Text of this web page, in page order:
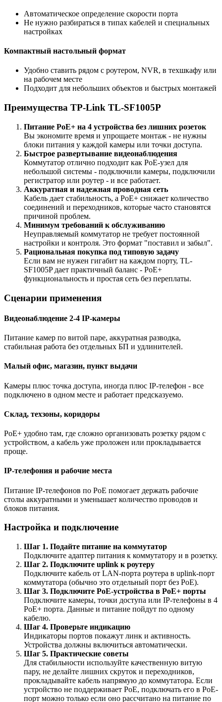
Автоматическое определение скорости порта
Не нужно разбираться в типах кабелей и специальных
настройках
Компактный настольный формат
Удобно ставить рядом с роутером, NVR, в техшкафу или
на рабочем месте
Подходит для небольших объектов и быстрых монтажей
Преимущества TP-Link TL-SF1005P
Питание PoE+ на 4 устройства без лишних розеток
Вы экономите время и упрощаете монтаж - не нужны
блоки питания у каждой камеры или точки доступа.
Быстрое развертывание видеонаблюдения
Коммутатор отлично подходит как PoE-узел для
небольшой системы - подключили камеры, подключили
регистратор или роутер - и все работает.
Аккуратная и надежная проводная сеть
Кабель дает стабильность, а PoE+ снижает количество
соединений и переходников, которые часто становятся
причиной проблем.
Минимум требований к обслуживанию
Неуправляемый коммутатор не требует постоянной
настройки и контроля. Это формат "поставил и забыл".
Рациональная покупка под типовую задачу
Если вам не нужен гигабит на каждом порту, TL-
SF1005P дает практичный баланс - PoE+
функциональность и простая сеть без переплаты.
Сценарии применения
Видеонаблюдение 2-4 IP-камеры
Питание камер по витой паре, аккуратная разводка,
стабильная работа без отдельных БП и удлинителей.
Малый офис, магазин, пункт выдачи
Камеры плюс точка доступа, иногда плюс IP-телефон - все
подключено в одном месте и работает предсказуемо.
Склад, техзоны, коридоры
PoE+ удобно там, где сложно организовать розетку рядом с
устройством, а кабель уже проложен или прокладывается
проще.
IP-телефония и рабочие места
Питание IP-телефонов по PoE помогает держать рабочие
столы аккуратными и уменьшает количество проводов и
блоков питания.
Настройка и подключение
Шаг 1. Подайте питание на коммутатор
Подключите адаптер питания к коммутатору и в розетку.
Шаг 2. Подключите uplink к роутеру
Подключите кабель от LAN-порта роутера в uplink-порт
коммутатора (обычно это отдельный порт без PoE).
Шаг 3. Подключите PoE-устройства в PoE+ порты
Подключите камеры, точки доступа или IP-телефоны в 4
PoE+ порта. Данные и питание пойдут по одному
кабелю.
Шаг 4. Проверьте индикацию
Индикаторы портов покажут линк и активность.
Устройства должны включиться автоматически.
Шаг 5. Практические советы
Для стабильности используйте качественную витую
пару, не делайте лишних скруток и переходников,
прокладывайте кабель напрямую до коммутатора. Если
устройство не поддерживает PoE, подключать его в PoE-
порт можно только если оно рассчитано на питание по